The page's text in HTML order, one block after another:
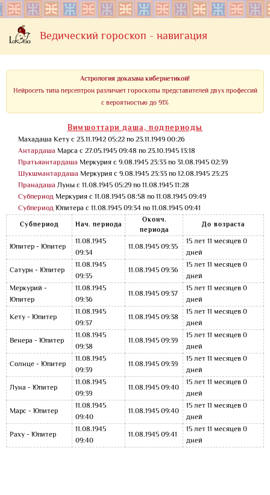
Ведический гороскоп - навигация
Астрология доказана кибернетикой!
Нейросеть типа персептрон различает гороскопы представителей двух профессий
с вероятностью до 91%
Вимшоттари даша, подпериоды
Махадаша Кету с 23.11.1942 05:22 по 23.11.1949 00:26
Антардаша Марса с 27.05.1945 09:48 по 23.10.1945 13:18
Пратьяантардаша Меркурия с 9.08.1945 23:33 по 31.08.1945 02:39
Шукшмантардаша Меркурия с 9.08.1945 23:33 по 12.08.1945 23:23
Пранадаша Луны с 11.08.1945 05:29 по 11.08.1945 11:28
Субпериод Меркурия с 11.08.1945 08:58 по 11.08.1945 09:49
СубпериодЮпитера с 11.08.1945 09:34 по 11.08.1945 09:41
Субпериод Нач. периода
Оконч.
периода
До возраста
Юпитер - Юпитер
11.08.1945
09:34
11.08.1945 09:35
15 лет 11 месяцев 0
дней
Сатурн - Юпитер
11.08.1945
09:35
11.08.1945 09:36
15 лет 11 месяцев 0
дней
Меркурий -
Юпитер
11.08.1945
09:36
11.08.1945 09:37
15 лет 11 месяцев 0
дней
Кету - Юпитер
11.08.1945
09:37
11.08.1945 09:38
15 лет 11 месяцев 0
дней
Венера - Юпитер
11.08.1945
09:38
11.08.1945 09:39
15 лет 11 месяцев 0
дней
Солнце - Юпитер
11.08.1945
09:39
11.08.1945 09:39
15 лет 11 месяцев 0
дней
Луна - Юпитер
11.08.1945
09:39
11.08.1945 09:40
15 лет 11 месяцев 0
дней
Марс - Юпитер
11.08.1945
09:40
11.08.1945 09:40
15 лет 11 месяцев 0
дней
Раху - Юпитер
11.08.1945
09:40
11.08.1945 09:41
15 лет 11 месяцев 0
дней